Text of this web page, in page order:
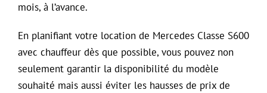
mois, à l’avance.
En planifiant votre location de Mercedes Classe S600
avec chauffeur dès que possible, vous pouvez non
seulement garantir la disponibilité du modèle
souhaité mais aussi éviter les hausses de prix de